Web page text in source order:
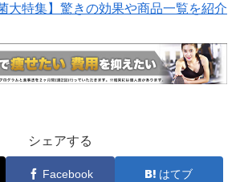
大特集】驚きの効果や商品一覧を紹介
シェアする
Facebook はてブ